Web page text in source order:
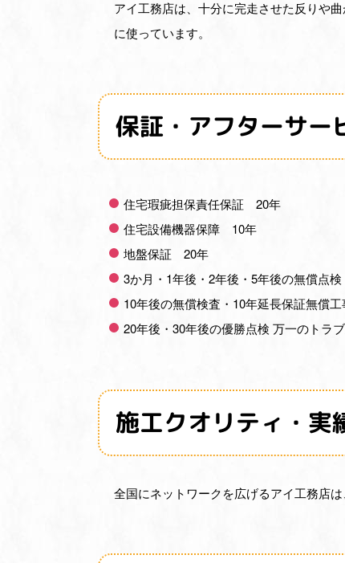
アイ工務店は、十分に完走させた反りや
に使っています。
保証・アフターサー
住宅瑕疵担保責任保証 20年
住宅設備機器保障 10年
地盤保証 20年
3か月・1年後・2年後・5年後の無償点検
10年後の無償検査・10年延長保証無償工
20年後・30年後の優勝点検 万一のトラ
施工クオリティ・実
全国にネットワークを広げるアイ工務店